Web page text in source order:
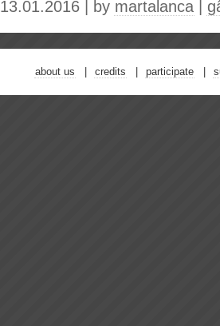
13.01.2016 | by martalanca
about us credits participate